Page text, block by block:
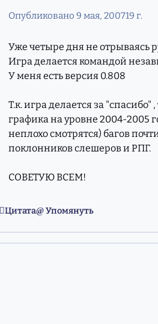
Опубликовано9 мая, 200719 г.
Уже четыре дня не отрываясь
Игра делается командой
У меня есть версия 0.808
Т.к. игра делается за "спасибо"
графика на уровне 2004-2005
неплохо смотрятся) багов
поклонников слешеров и РПГ.
СОВЕТУЮ ВСЕМ!
Цитата Упомянуть